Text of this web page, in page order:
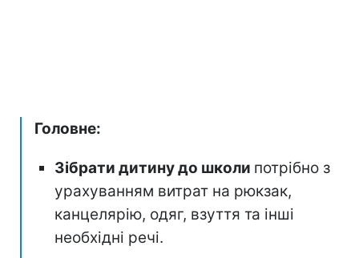
Головне:
Зібрати дитину до школи потрібно з
урахуванням витрат на рюкзак,
канцелярію, одяг, взуття та інші
необхідні речі.